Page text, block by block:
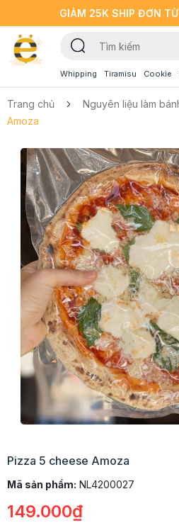
GIẢM 25K SHIP ĐƠN
Whipping Tiramisu Cookie
Trang chủ Nguyên liệu làm
Amoza
Pizza 5 cheese Amoza
Mã sản phẩm: NL4200027
149.000₫